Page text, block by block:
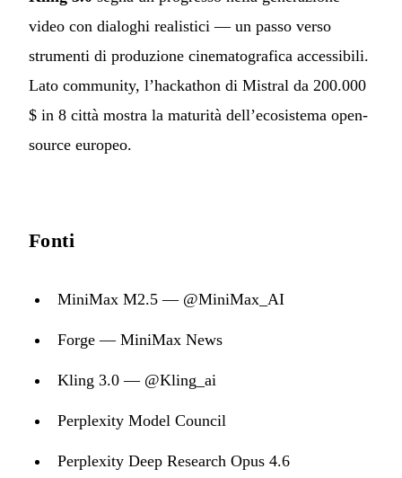
video con dialoghi realistici — un passo verso
strumenti di produzione cinematografica accessibili.
Lato community, l’hackathon di Mistral da 200.000
$ in 8 città mostra la maturità dell’ecosistema open-
source europeo.
Fonti
MiniMax M2.5 — @MiniMax_AI
Forge — MiniMax News
Kling 3.0 — @Kling_ai
Perplexity Model Council
Perplexity Deep Research Opus 4.6